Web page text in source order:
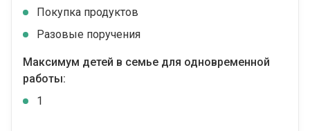
Покупка продуктов
Разовые поручения
Максимум детей в семье для одновременной
работы:
1